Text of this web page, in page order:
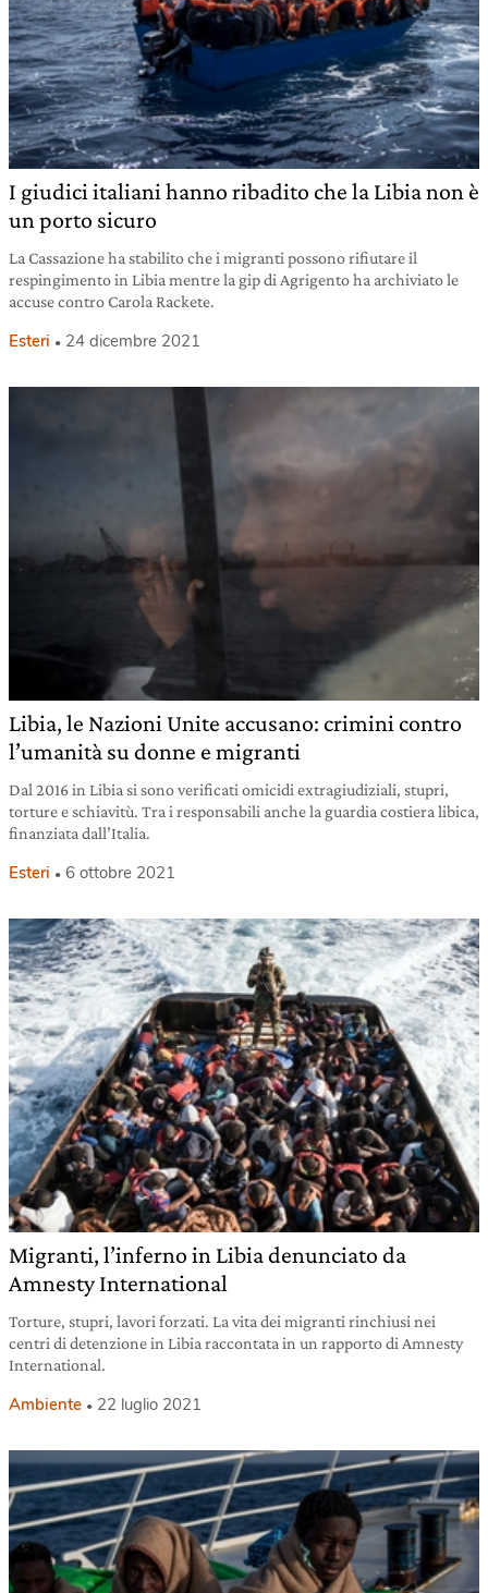
I giudici italiani hanno ribadito che la Libia non è
un porto sicuro
La Cassazione ha stabilito che i migranti possono rifiutare il
respingimento in Libia mentre la gip di Agrigento ha archiviato le
accuse contro Carola Rackete.
Esteri 24 dicembre 2021
Libia, le Nazioni Unite accusano: crimini contro
l’umanità su donne e migranti
Dal 2016 in Libia si sono verificati omicidi extragiudiziali, stupri,
torture e schiavitù. Tra i responsabili anche la guardia costiera libica,
finanziata dall’Italia.
Esteri 6 ottobre 2021
Migranti, l’inferno in Libia denunciato da
Amnesty International
Torture, stupri, lavori forzati. La vita dei migranti rinchiusi nei
centri di detenzione in Libia raccontata in un rapporto di Amnesty
International.
Ambiente 22 luglio 2021